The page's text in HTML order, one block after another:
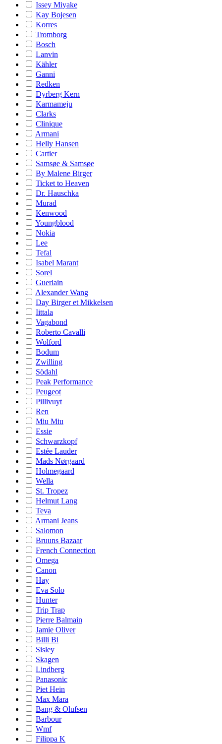
Issey Miyake
Kay Bojesen
Korres
Tromborg
Bosch
Lanvin
Kähler
Ganni
Redken
Dyrberg Kern
Karmameju
Clarks
Clinique
Armani
Helly Hansen
Cartier
Samsøe & Samsøe
By Malene Birger
Ticket to Heaven
Dr. Hauschka
Murad
Kenwood
Youngblood
Nokia
Lee
Tefal
Isabel Marant
Sorel
Guerlain
Alexander Wang
Day Birger et Mikkelsen
Iittala
Vagabond
Roberto Cavalli
Wolford
Bodum
Zwilling
Södahl
Peak Performance
Peugeot
Pillivuyt
Ren
Miu Miu
Essie
Schwarzkopf
Estée Lauder
Mads Nørgaard
Holmegaard
Wella
St. Tropez
Helmut Lang
Teva
Armani Jeans
Salomon
Bruuns Bazaar
French Connection
Omega
Canon
Hay
Eva Solo
Hunter
Trip Trap
Pierre Balmain
Jamie Oliver
Billi Bi
Sisley
Skagen
Lindberg
Panasonic
Piet Hein
Max Mara
Bang & Olufsen
Barbour
Wmf
Filippa K